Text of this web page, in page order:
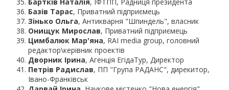
Базів Тарас, Приватний підприємець
Зінько Ольга, Антикварня "Шпиндель", власник
Онищук Мирослав, Приватний підприємець
Цимбалюк Мар'яна, RAI media group, головний
редактор\керівник проектів
Дворник Ірина, Агенція ЕгідаТур, Директор
Петрів Радислав, ПП "Група РАДАНС", дирекитор,
Івано-Франківськ